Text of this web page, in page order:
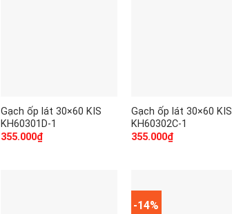
Gạch ốp lát 30×60 KIS
KH60301D-1
355.000₫
Gạch ốp lát 30×60 KIS
KH60302C-1
355.000₫
-14%